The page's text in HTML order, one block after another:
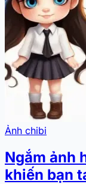
Ảnh chibi
Ngắm ảnh
khiến bạn